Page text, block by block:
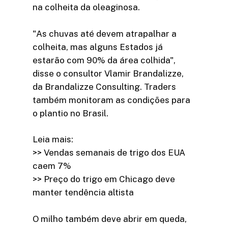
na colheita da oleaginosa.
"As chuvas até devem atrapalhar a
colheita, mas alguns Estados já
estarão com 90% da área colhida",
disse o consultor Vlamir Brandalizze,
da Brandalizze Consulting. Traders
também monitoram as condições para
o plantio no Brasil.
Leia mais:
>> Vendas semanais de trigo dos EUA
caem 7%
>> Preço do trigo em Chicago deve
manter tendência altista
O milho também deve abrir em queda,